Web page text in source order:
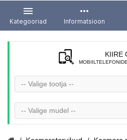

Kategooriad
more_horiz
Informatsioon
KIIRE
-- Valige tootja --
-- Valige mudel --